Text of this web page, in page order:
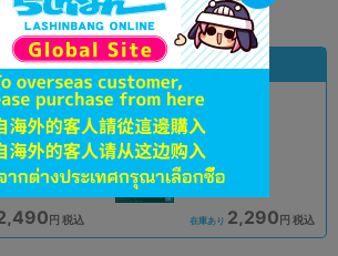
チラ
状態違いの同一商品
:A
イン
円 税込 在庫あり 2,290円 税込